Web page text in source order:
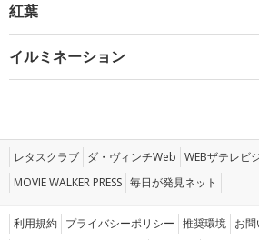
紅葉
イルミネーション
レタスクラブ ダ・ヴィンチWeb WEBザテレビ
MOVIE WALKER PRESS 毎日が発見ネット
利用規約 プライバシーポリシー 推奨環境 お